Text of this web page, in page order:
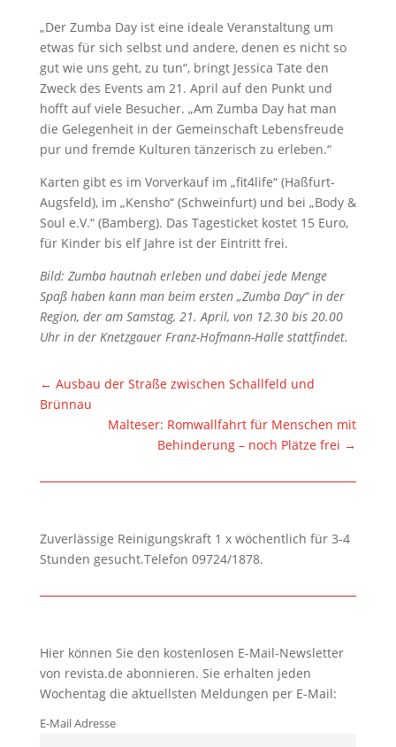
„Der Zumba Day ist eine ideale Veranstaltung um
etwas für sich selbst und andere, denen es nicht so
gut wie uns geht, zu tun“, bringt Jessica Tate den
Zweck des Events am 21. April auf den Punkt und
hofft auf viele Besucher. „Am Zumba Day hat man
die Gelegenheit in der Gemeinschaft Lebensfreude
pur und fremde Kulturen tänzerisch zu erleben.“
Karten gibt es im Vorverkauf im „fit4life“ (Haßfurt-
Augsfeld), im „Kensho“ (Schweinfurt) und bei „Body &
Soul e.V.“ (Bamberg). Das Tagesticket kostet 15 Euro,
für Kinder bis elf Jahre ist der Eintritt frei.
Bild: Zumba hautnah erleben und dabei jede Menge
Spaß haben kann man beim ersten „Zumba Day“ in der
Region, der am Samstag, 21. April, von 12.30 bis 20.00
Uhr in der Knetzgauer Franz-Hofmann-Halle stattfindet.
← Ausbau der Straße zwischen Schallfeld und
Brünnau
Malteser: Romwallfahrt für Menschen mit
Behinderung – noch Plätze frei →
Zuverlässige Reinigungskraft 1 x wöchentlich für 3-4
Stunden gesucht.Telefon 09724/1878.
Hier können Sie den kostenlosen E-Mail-Newsletter
von revista.de abonnieren. Sie erhalten jeden
Wochentag die aktuellsten Meldungen per E-Mail:
E-Mail Adresse